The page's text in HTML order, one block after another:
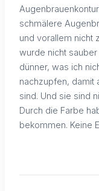
schmälere
und vorallem nicht
wurde nicht
dünner, was ich
nachzupfen, damit
sind. Und sie sind
Durch die Farbe
bekommen. Keine